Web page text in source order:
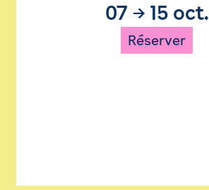
07 → 15 oct.
Réserver